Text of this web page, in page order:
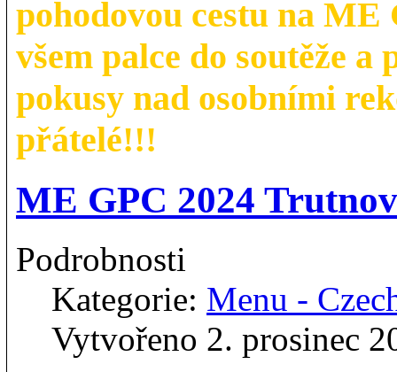
pohodovou cestu na
všem palce do soutěže a
pokusy nad osobními
přátelé!!!
ME GPC 2024
Podrobnosti
Kategorie: Menu -
Vytvořeno 2. prosinec